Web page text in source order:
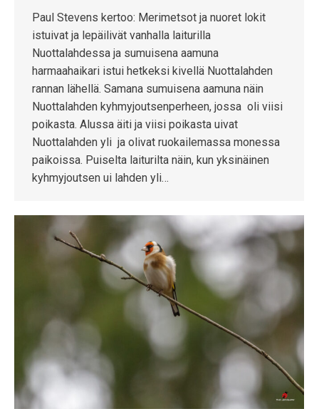
Paul Stevens kertoo: Merimetsot ja nuoret lokit
istuivat ja lepäilivät vanhalla laiturilla
Nuottalahdessa ja sumuisena aamuna
harmaahaikari istui hetkeksi kivellä Nuottalahden
rannan lähellä. Samana sumuisena aamuna näin
Nuottalahden kyhmyjoutsenperheen, jossa oli viisi
poikasta. Alussa äiti ja viisi poikasta uivat
Nuottalahden yli ja olivat ruokailemassa monessa
paikoissa. Puiselta laiturilta näin, kun yksinäinen
kyhmyjoutsen ui lahden yli…